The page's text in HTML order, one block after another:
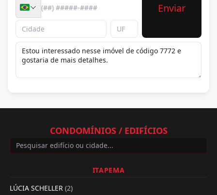
Enviar
CONDOMÍNIOS / EDIFÍCIOS
ITAPEMA
LÚCIA SCHELLER (2)